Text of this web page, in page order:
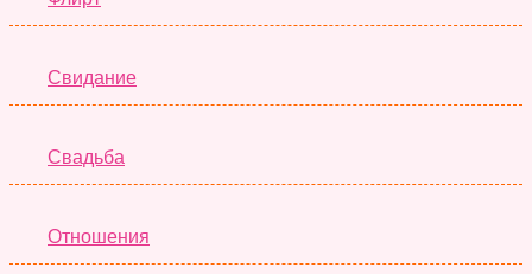
Свидание
Свадьба
Отношения